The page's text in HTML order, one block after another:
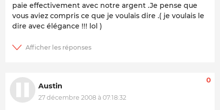
paie effectivement avec notre argent .Je pense que
vous aviez compris ce que je voulais dire .( je voulais le
dire avec élégance !!! lol )
Austin
27 décembre 2008 à 07:18:32
0